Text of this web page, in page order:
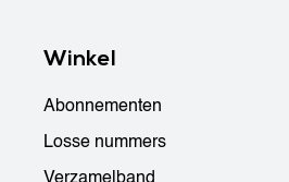
Winkel
Abonnementen
Losse nummers